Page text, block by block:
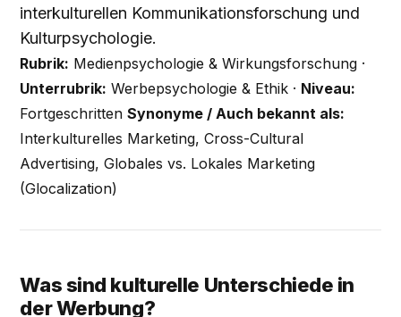
interkulturellen Kommunikationsforschung und
Kulturpsychologie.
Rubrik: Medienpsychologie & Wirkungsforschung ·
Unterrubrik: Werbepsychologie & Ethik · Niveau:
FortgeschrittenSynonyme / Auch bekannt als:
Interkulturelles Marketing, Cross-Cultural
Advertising, Globales vs. Lokales Marketing
(Glocalization)
Was sind kulturelle Unterschiede in
der Werbung?